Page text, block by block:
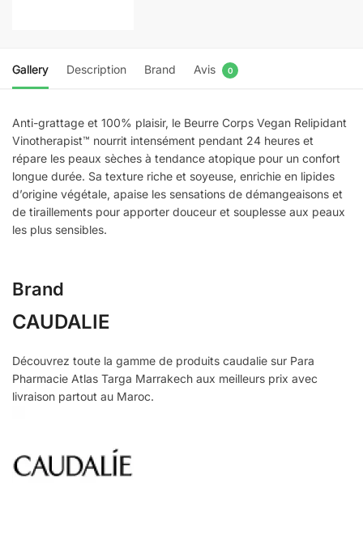
Gallery Description Brand Avis 0
Anti-grattage et 100% plaisir, le Beurre Corps Vegan Relipidant
Vinotherapist™ nourrit intensément pendant 24 heures et
répare les peaux sèches à tendance atopique pour un confort
longue durée. Sa texture riche et soyeuse, enrichie en lipides
d’origine végétale, apaise les sensations de démangeaisons et
de tiraillements pour apporter douceur et souplesse aux peaux
les plus sensibles.
Brand
CAUDALIE
Découvrez toute la gamme de produits caudalie sur Para
Pharmacie Atlas Targa Marrakech aux meilleurs prix avec
livraison partout au Maroc.